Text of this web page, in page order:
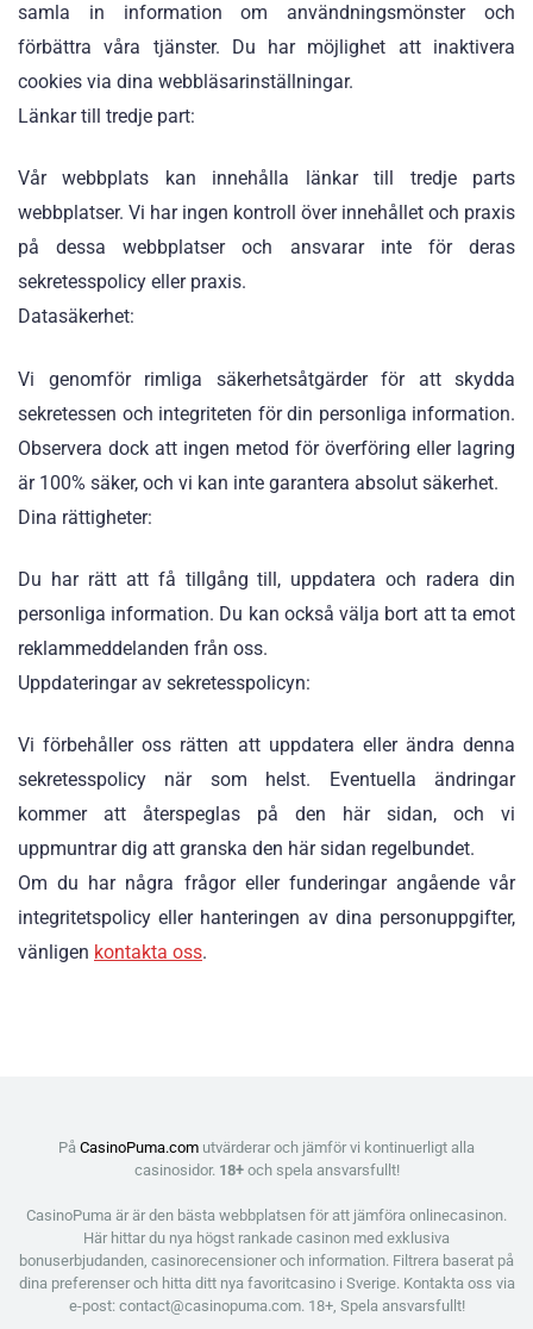
samla in information om användningsmönster och
förbättra våra tjänster. Du har möjlighet att inaktivera
cookies via dina webbläsarinställningar.
Länkar till tredje part:
Vår webbplats kan innehålla länkar till tredje parts
webbplatser. Vi har ingen kontroll över innehållet och praxis
på dessa webbplatser och ansvarar inte för deras
sekretesspolicy eller praxis.
Datasäkerhet:
Vi genomför rimliga säkerhetsåtgärder för att skydda
sekretessen och integriteten för din personliga information.
Observera dock att ingen metod för överföring eller lagring
är 100% säker, och vi kan inte garantera absolut säkerhet.
Dina rättigheter:
Du har rätt att få tillgång till, uppdatera och radera din
personliga information. Du kan också välja bort att ta emot
reklammeddelanden från oss.
Uppdateringar av sekretesspolicyn:
Vi förbehåller oss rätten att uppdatera eller ändra denna
sekretesspolicy när som helst. Eventuella ändringar
kommer att återspeglas på den här sidan, och vi
uppmuntrar dig att granska den här sidan regelbundet.
Om du har några frågor eller funderingar angående vår
integritetspolicy eller hanteringen av dina personuppgifter,
vänligen kontakta oss.
På CasinoPuma.com utvärderar och jämför vi kontinuerligt alla
casinosidor. 18+och spela ansvarsfullt!
CasinoPuma är är den bästa webbplatsen för att jämföra onlinecasinon.
Här hittar du nya högst rankade casinon med exklusiva
bonuserbjudanden, casinorecensioner och information. Filtrera baserat på
dina preferenser och hitta ditt nya favoritcasino i Sverige. Kontakta oss via
e-post: contact@casinopuma.com. 18+, Spela ansvarsfullt!